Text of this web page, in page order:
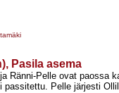
Pasila asema
Ränni-​Pelle ovat paossa
passitettu. Pelle järjesti